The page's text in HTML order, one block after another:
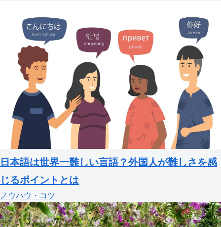
日本語は世界一難しい言語？外国人が難しさを感
じるポイントとは
ノウハウ・コツ